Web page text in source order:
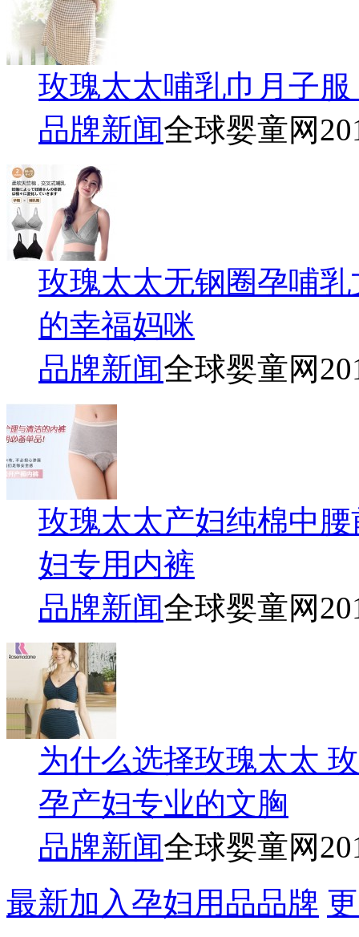
玫瑰太太哺乳巾月子
品牌新闻全球婴童网
玫瑰太太无钢圈孕哺
的幸福妈咪
品牌新闻全球婴童网
玫瑰太太产妇纯棉中
妇专用内裤
品牌新闻全球婴童网
为什么选择玫瑰太太
孕产妇专业的文胸
品牌新闻全球婴童网
最新加入孕妇用品品牌